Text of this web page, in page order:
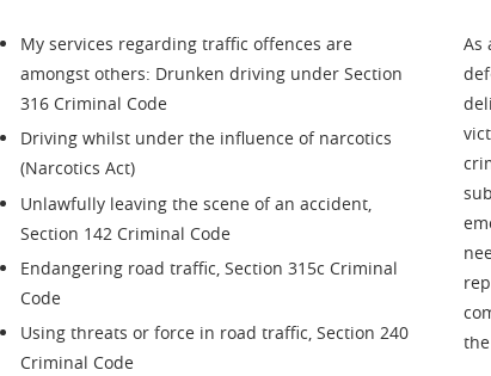
My services regarding traffic offences are
amongst others: Drunken driving under Section
316 Criminal Code
Driving whilst under the influence of narcotics
(Narcotics Act)
Unlawfully leaving the scene of an accident,
Section 142 Criminal Code
Endangering road traffic, Section 315c Criminal
Code
Using threats or force in road traffic, Section 240
Criminal Code
As